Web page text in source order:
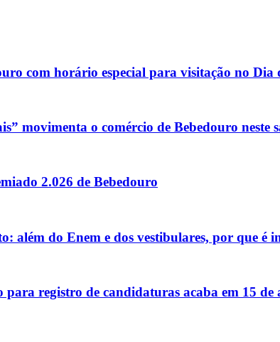
com horário especial para visitação no Dia
movimenta o comércio de Bebedouro neste
2.026 de Bebedouro
além do Enem e dos vestibulares, por que é
para registro de candidaturas acaba em 15 de